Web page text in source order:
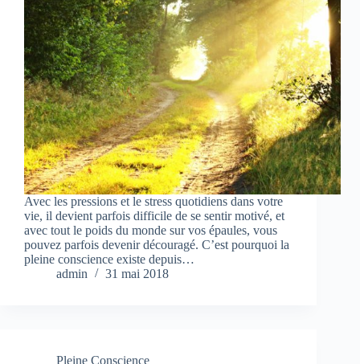
Avec les pressions et le stress quotidiens dans votre
vie, il devient parfois difficile de se sentir motivé, et
avec tout le poids du monde sur vos épaules, vous
pouvez parfois devenir découragé. C’est pourquoi la
pleine conscience existe depuis…
admin
31 mai 2018
Pleine Conscience